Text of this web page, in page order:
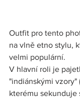
Outfit pro tento
na vlně etno stylu,
velmi populární.
V hlavní roli je
"indiánskými vzory"
kterému sekunduje